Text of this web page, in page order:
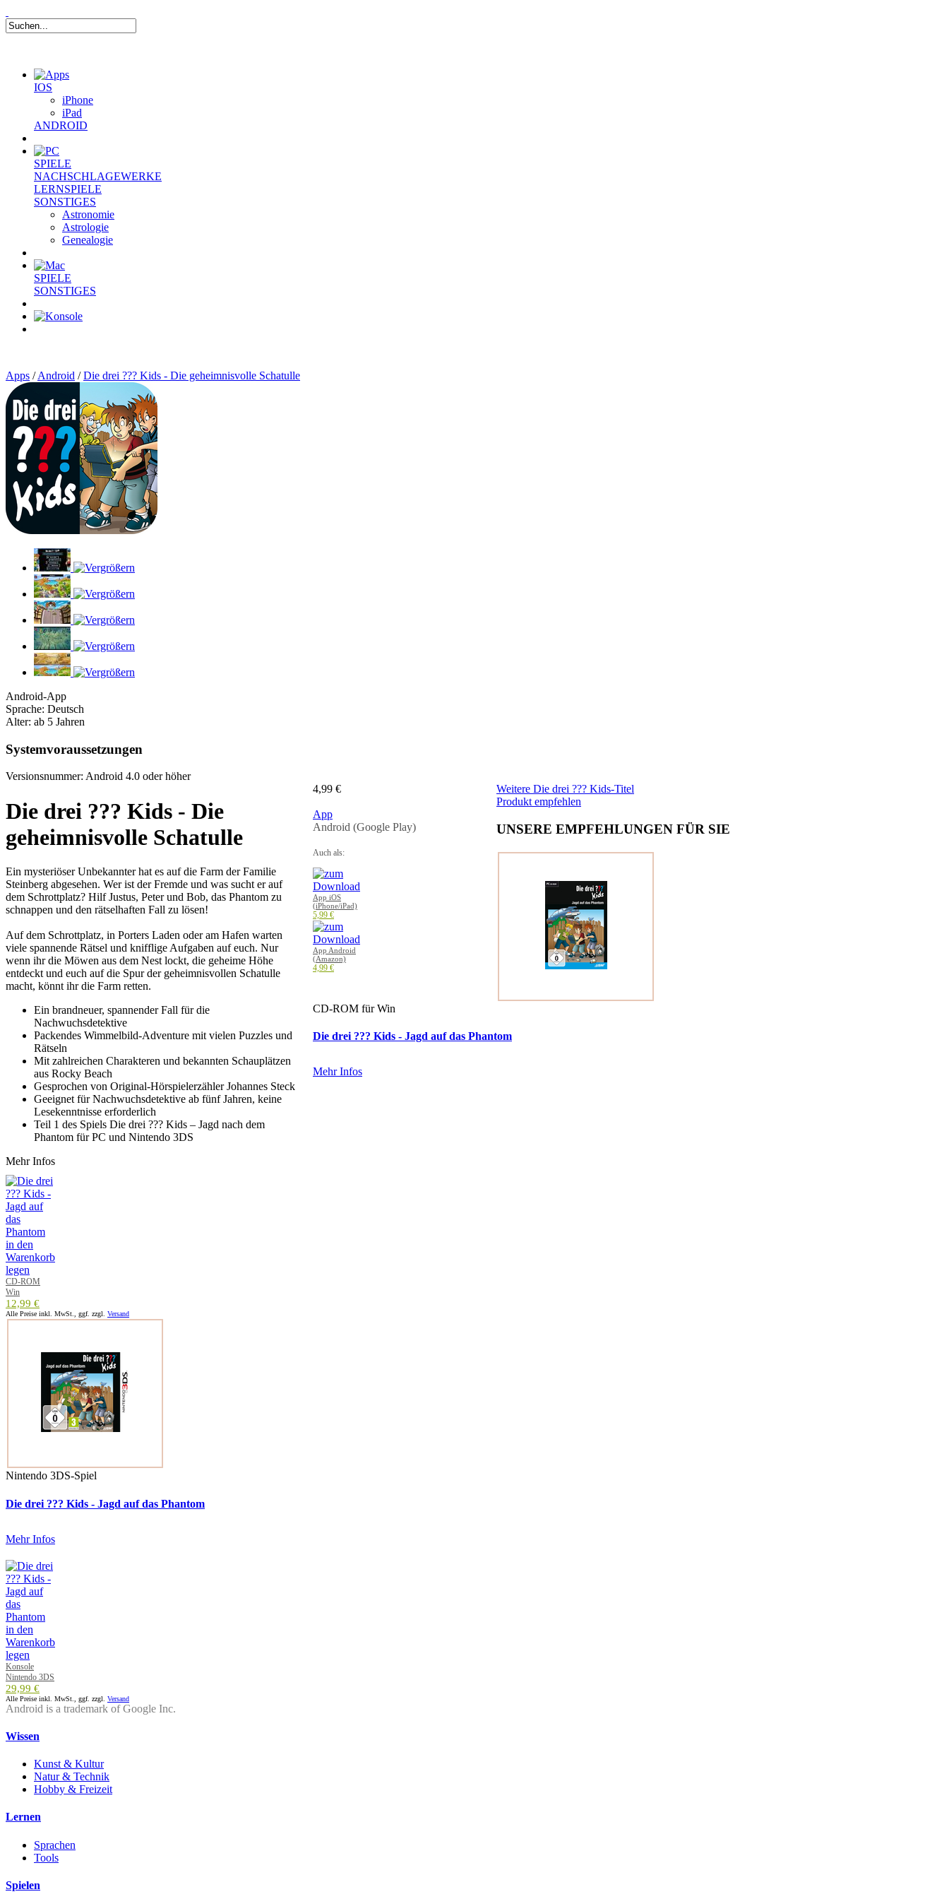
IOS
iPhone
iPad
ANDROID
SPIELE
NACHSCHLAGEWERKE
LERNSPIELE
SONSTIGES
Astronomie
Astrologie
Genealogie
SPIELE
SONSTIGES
Apps /Android /Die drei ??? Kids - Die geheimnisvolle Schatulle
Android-App
Sprache: Deutsch
Alter: ab 5 Jahren
Systemvoraussetzungen
Versionsnummer: Android 4.0 oder höher
Die drei ??? Kids - Die
geheimnisvolle Schatulle
Ein mysteriöser Unbekannter hat es auf die Farm der Familie
Steinberg abgesehen. Wer ist der Fremde und was sucht er auf
dem Schrottplatz? Hilf Justus, Peter und Bob, das Phantom zu
schnappen und den rätselhaften Fall zu lösen!
Auf dem Schrottplatz, in Porters Laden oder am Hafen warten
viele spannende Rätsel und knifflige Aufgaben auf euch. Nur
wenn ihr die Möwen aus dem Nest lockt, die geheime Höhe
entdeckt und euch auf die Spur der geheimnisvollen Schatulle
macht, könnt ihr die Farm retten.
Ein brandneuer, spannender Fall für die
Nachwuchsdetektive
Packendes Wimmelbild-Adventure mit vielen Puzzles und
Rätseln
Mit zahlreichen Charakteren und bekannten Schauplätzen
aus Rocky Beach
Gesprochen von Original-Hörspielerzähler Johannes Steck
Geeignet für Nachwuchsdetektive ab fünf Jahren, keine
Lesekenntnisse erforderlich
Teil 1 des Spiels Die drei ??? Kids – Jagd nach dem
Phantom für PC und Nintendo 3DS
Mehr Infos
4,99 €
App
Android (Google Play)
Auch als:
App iOS
(iPhone/iPad)
5,99 €
App Android
(Amazon)
4,99 €
Weitere Die drei ??? Kids-Titel
Produkt empfehlen
UNSERE EMPFEHLUNGEN FÜR SIE
CD-ROM für Win
Die drei ??? Kids - Jagd auf das Phantom
Mehr Infos
CD-ROM
Win
12,99 €
Alle Preise inkl. MwSt., ggf. zzgl. Versand
Nintendo 3DS-Spiel
Die drei ??? Kids - Jagd auf das Phantom
Mehr Infos
Konsole
Nintendo 3DS
29,99 €
Alle Preise inkl. MwSt., ggf. zzgl. Versand
Android is a trademark of Google Inc.
Wissen
Kunst & Kultur
Natur & Technik
Hobby & Freizeit
Lernen
Sprachen
Tools
Spielen